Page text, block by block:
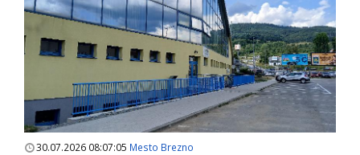
30.07.2026 08:07:05 Mesto Brezno